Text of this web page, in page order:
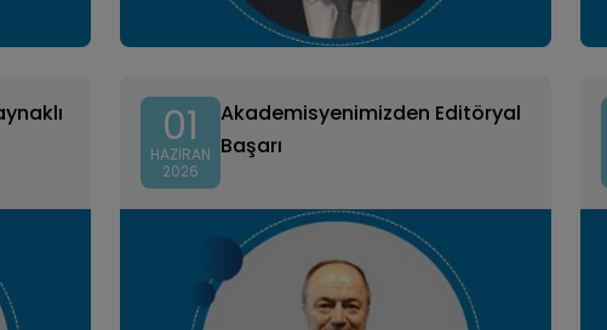
01
HAZIRAN
2026
Akademisyenimizden Editöryal
Başarı